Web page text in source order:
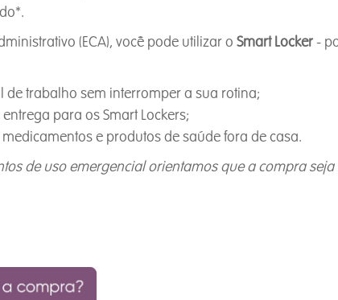
(ECA), você pode utilizar o Smart Locker-
trabalho sem interromper a sua rotina;
para os Smart Lockers;
e produtos de saúde fora de casa.
de uso emergencial orientamos que a compra